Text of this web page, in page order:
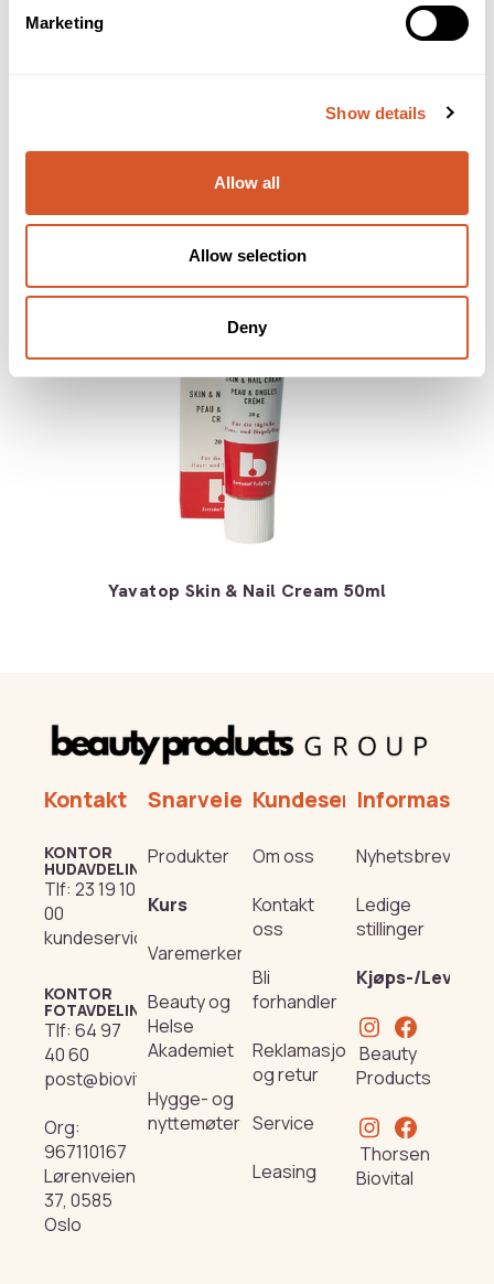
Marketing
Show details
Allow all
Allow selection
Deny
Yavatop Solution 20ml
Yavatop Skin & Nail Cream 50ml
Kontakt
KONTOR
HUDAVDELING
Tlf: 23 19 10
00
kundeservice@beautyproducts.no
KONTOR
FOTAVDELING
Tlf: 64 97
40 60
post@biovital.no
Org:
967110167
Lørenveien
37, 0585
Oslo
Snarveier
Produkter
Kurs
Varemerker
Beauty og
Helse
Akademiet
Hygge- og
nyttemøter
Kundeservice
Om oss
Kontakt
oss
Bli
forhandler
Reklamasjon
og retur
Service
Leasing
Informasjon
Nyhetsbrev
Ledige
stillinger
Kjøps-/
Beauty
Products
Thorsen
Biovital